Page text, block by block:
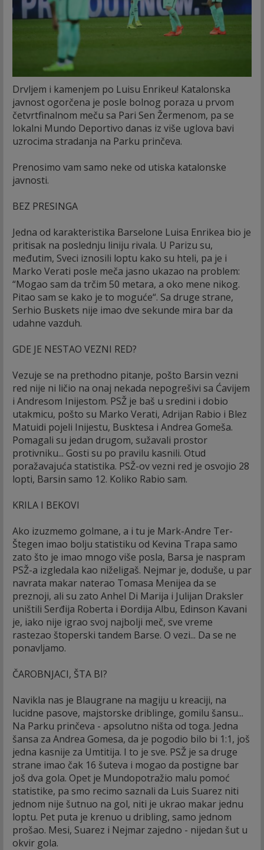
Drvljem i kamenjem po Luisu Enrikeu! Katalonska
javnost ogorčena je posle bolnog poraza u prvom
četvrtfinalnom meču sa Pari Sen Žermenom, pa se
lokalni Mundo Deportivo danas iz više uglova bavi
uzrocima stradanja na Parku prinčeva.
Prenosimo vam samo neke od utiska katalonske
javnosti.
BEZ PRESINGA
Jedna od karakteristika Barselone Luisa Enrikea bio je
pritisak na poslednju liniju rivala. U Parizu su,
međutim, Sveci iznosili loptu kako su hteli, pa je i
Marko Verati posle meča jasno ukazao na problem:
“Mogao sam da trčim 50 metara, a oko mene nikog.
Pitao sam se kako je to moguće“. Sa druge strane,
Serhio Buskets nije imao dve sekunde mira bar da
udahne vazduh.
GDE JE NESTAO VEZNI RED?
Vezuje se na prethodno pitanje, pošto Barsin vezni
red nije ni ličio na onaj nekada nepogrešivi sa Ćavijem
i Andresom Inijestom. PSŽ je baš u sredini i dobio
utakmicu, pošto su Marko Verati, Adrijan Rabio i Blez
Matuidi pojeli Inijestu, Busktesa i Andrea Gomeša.
Pomagali su jedan drugom, sužavali prostor
protivniku... Gosti su po pravilu kasnili. Otud
poražavajuća statistika. PSŽ-ov vezni red je osvojio 28
lopti, Barsin samo 12. Koliko Rabio sam.
KRILA I BEKOVI
Ako izuzmemo golmane, a i tu je Mark-Andre Ter-
Štegen imao bolju statistiku od Kevina Trapa samo
zato što je imao mnogo više posla, Barsa je naspram
PSŽ-a izgledala kao niželigaš. Nejmar je, doduše, u par
navrata makar naterao Tomasa Menijea da se
preznoji, ali su zato Anhel Di Marija i Julijan Draksler
uništili Serđija Roberta i Đordija Albu, Edinson Kavani
je, iako nije igrao svoj najbolji meč, sve vreme
rastezao štoperski tandem Barse. O vezi... Da se ne
ponavljamo.
ČAROBNJACI, ŠTA BI?
Navikla nas je Blaugrane na magiju u kreaciji, na
lucidne pasove, majstorske driblinge, gomilu šansu...
Na Parku prinčeva - apsolutno ništa od toga. Jedna
šansa za Andrea Gomesa, da je pogodio bilo bi 1:1, još
jedna kasnije za Umtitija. I to je sve. PSŽ je sa druge
strane imao čak 16 šuteva i mogao da postigne bar
još dva gola. Opet je Mundopotražio malu pomoć
statistike, pa smo recimo saznali da Luis Suarez niti
jednom nije šutnuo na gol, niti je ukrao makar jednu
loptu. Pet puta je krenuo u dribling, samo jednom
prošao. Mesi, Suarez i Nejmar zajedno - nijedan šut u
okvir gola.